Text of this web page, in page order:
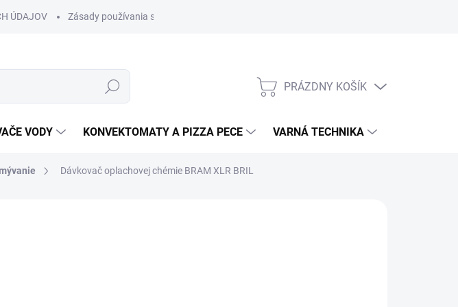
ÚDAJOV Zásady používania súborov cookies
Hľadať
NÁKUPNÝ
PRÁZDNY KOŠÍK
VODY KONVEKTOMATY A PIZZA PECE VARNÁ TECHNIKA
Dávkovač oplachovej chémie BRAM XLR BRIL